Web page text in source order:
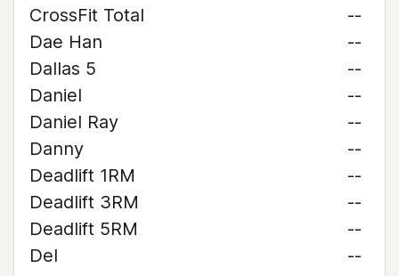
CrossFit Total
--
Dae Han
--
Dallas 5
--
Daniel
--
Daniel Ray
--
Danny
--
Deadlift 1RM
--
Deadlift 3RM
--
Deadlift 5RM
--
Del
--